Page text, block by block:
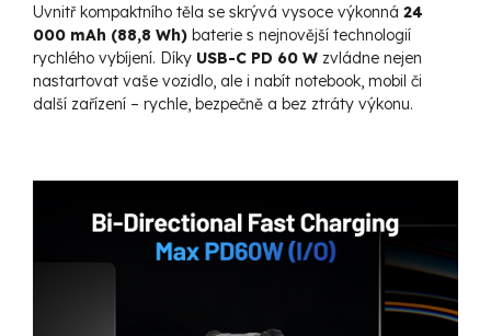
Uvnitř kompaktního těla se skrývá vysoce výkonná 24
000 mAh (88,8 Wh) baterie s nejnovější technologií
rychlého vybíjení. Díky USB-C PD 60 W zvládne nejen
nastartovat vaše vozidlo, ale i nabít notebook, mobil či
další zařízení – rychle, bezpečně a bez ztráty výkonu.